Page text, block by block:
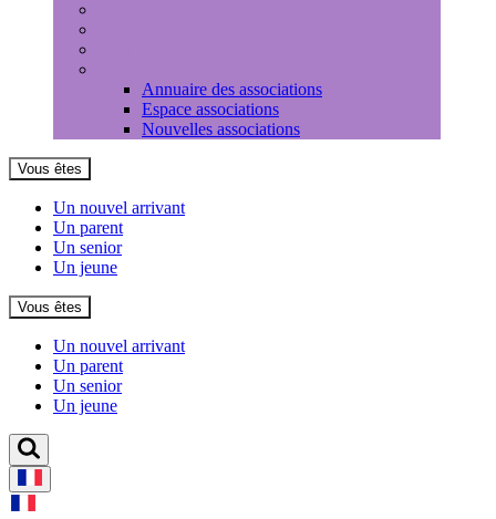
Annuaire des associations
Espace associations
Nouvelles associations
Vous êtes
Un nouvel arrivant
Un parent
Un senior
Un jeune
Vous êtes
Un nouvel arrivant
Un parent
Un senior
Un jeune